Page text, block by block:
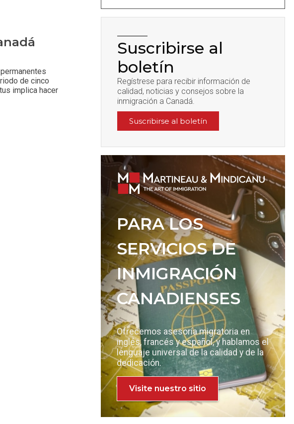
de cinco
implica hacer
Suscribirse al
boletín
Regístrese para recibir información de
calidad, noticias y consejos sobre la
inmigración a Canadá.
Suscribirse al boletín
PARA LOS
SERVICIOS DE
INMIGRACIÓN
CANADIENSES
Ofrecemos asesoría migratoria en
inglés, francés y español, y hablamos el
lenguaje universal de la calidad y de la
dedicación.
Visite nuestro sitio